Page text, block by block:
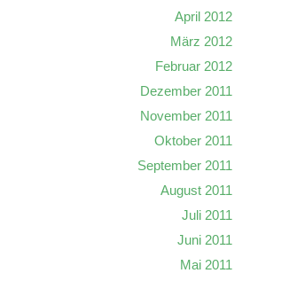
April 2012
März 2012
Februar 2012
Dezember 2011
November 2011
Oktober 2011
September 2011
August 2011
Juli 2011
Juni 2011
Mai 2011